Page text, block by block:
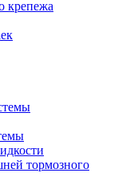
крепежа
тормозного